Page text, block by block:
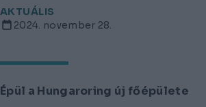
AKTUÁLIS
2024. november 28.
Épül a Hungaroring új főépülete